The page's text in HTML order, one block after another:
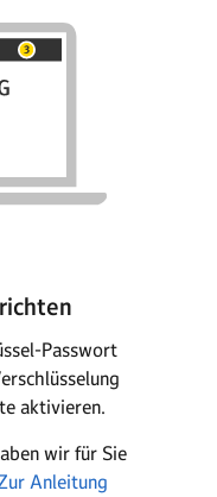
Passwort
aktivieren.
wir für Sie
Anleitung